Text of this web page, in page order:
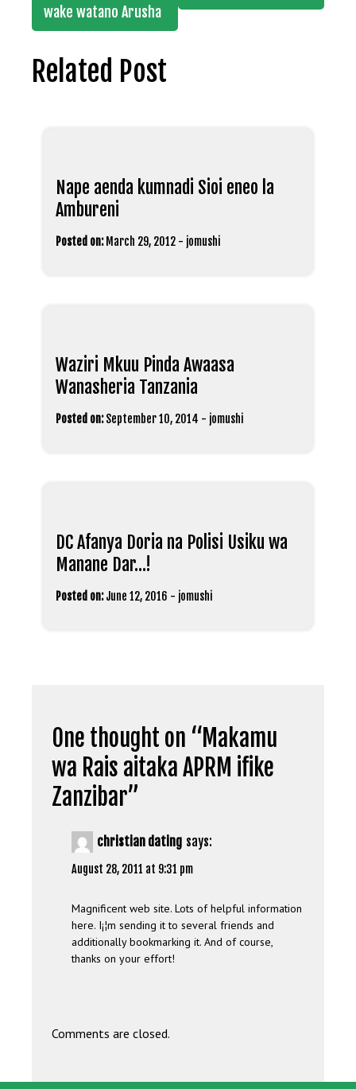
wake watano Arusha
Related Post
Nape aenda kumnadi Sioi eneo la
Ambureni
Posted on: March 29, 2012 - jomushi
Waziri Mkuu Pinda Awaasa
Wanasheria Tanzania
Posted on: September 10, 2014 - jomushi
DC Afanya Doria na Polisi Usiku wa
Manane Dar…!
Posted on: June 12, 2016 - jomushi
One thought on “Makamu
wa Rais aitaka APRM ifike
Zanzibar”
christian dating says:
August 28, 2011 at 9:31 pm
Magnificent web site. Lots of helpful information
here. I¡¦m sending it to several friends and
additionally bookmarking it. And of course,
thanks on your effort!
Comments are closed.